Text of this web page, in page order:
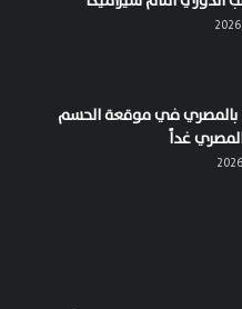
في موقعة الحسم
المصري غداً